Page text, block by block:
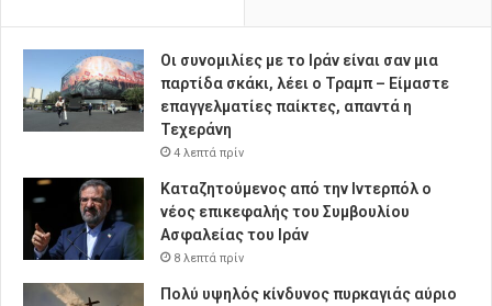
Οι συνομιλίες με το Ιράν είναι σαν μια
παρτίδα σκάκι, λέει ο Τραμπ – Είμαστε
επαγγελματίες παίκτες, απαντά η
Τεχεράνη
4 λεπτά πρίν
Καταζητούμενος από την Ιντερπόλ ο
νέος επικεφαλής του Συμβουλίου
Ασφαλείας του Ιράν
8 λεπτά πρίν
Πολύ υψηλός κίνδυνος πυρκαγιάς αύριο